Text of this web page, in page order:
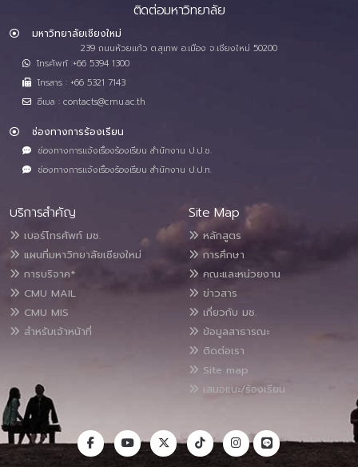
ติดต่อมหาวิทยาลัย
มหาวิทยาลัยเชียงใหม่
239 ถนนห้วยแก้ว ต.สุเทพ อ.เมือง จ.เชียงใหม่ 50200
โทรศัพท์ :+66 5394 1300
โทรสาร : +66 5321 7143
อีเมล : contacts@cmu.ac.th
ช่องทางการร้องเรียน
ช่องทางการแจ้งเรื่องร้องเรียน สำนักงาน ป.ป.ช.
ช่องทางการแจ้งเรื่องร้องเรียน สำนักงาน ป.ป.ท.
บริการสำคัญ
เบอร์โทรศัพท์ มช.
แผนที่มหาวิทยาลัยเชียงใหม่
การบริจาค*
CMU MAIL
CMU MIS
สำหรับเจ้าหน้าที่
Site Map
หลักสูตร
การศึกษา
คณะและหน่วยงาน
ข่าวสาร
เกี่ยวกับ มช.
ข้อมูลสาธารณะ
ติดต่อเรา
Site map
เสนอแนะ/ร้องเรียน